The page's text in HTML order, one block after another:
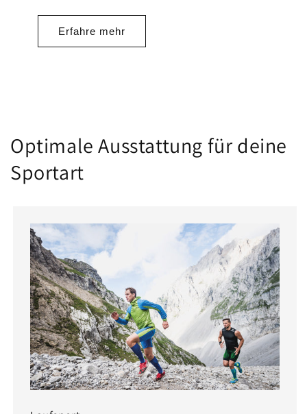
Erfahre mehr
Optimale Ausstattung für deine
Sportart